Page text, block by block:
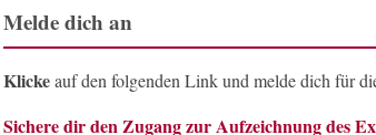
Melde dich an
Klickeauf den folgenden Link und melde dich für
Sichere dir den Zugang zur Aufzeichnung des